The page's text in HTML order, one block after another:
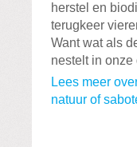
herstel en
terugkeer
Want wat als
nestelt in onze
Lees meer
natuur of